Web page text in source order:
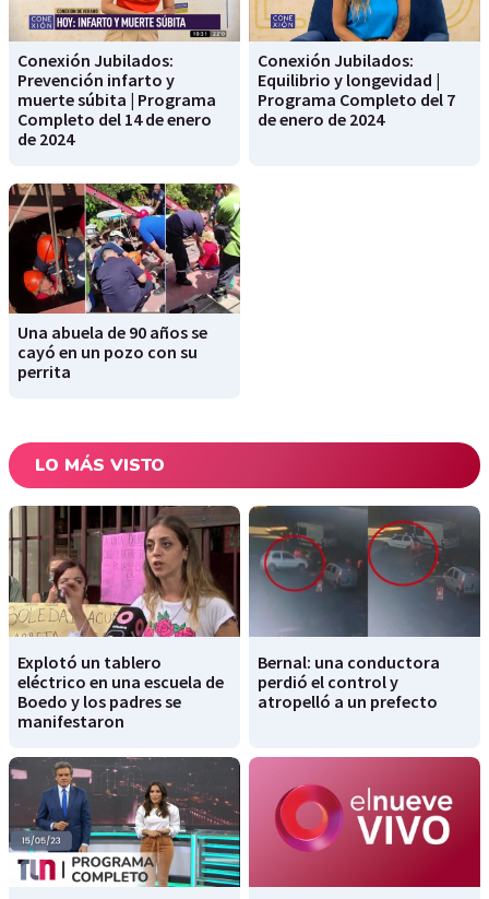
Conexión Jubilados:
Prevención infarto y
muerte súbita | Programa
Completo del 14 de enero
de 2024
Conexión Jubilados:
Equilibrio y longevidad |
Programa Completo del 7
de enero de 2024
Una abuela de 90 años se
cayó en un pozo con su
perrita
LO MÁS VISTO
Explotó un tablero
eléctrico en una escuela de
Boedo y los padres se
manifestaron
Bernal: una conductora
perdió el control y
atropelló a un prefecto